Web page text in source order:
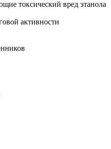
токсический вред этанола
активности